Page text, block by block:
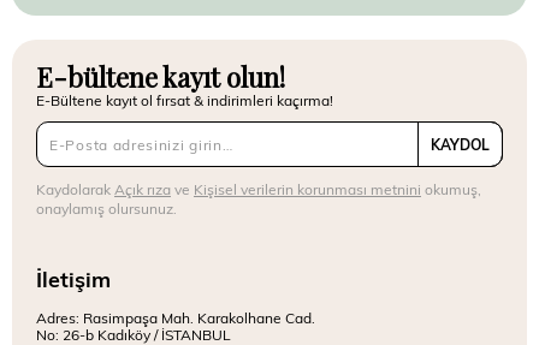
E-bültene kayıt olun!
E-Bültene kayıt ol fırsat & indirimleri kaçırma!
KAYDOL
Kaydolarak Açık rızave Kişisel verilerin korunması metnini okumuş,
onaylamış olursunuz.
İletişim
Adres: Rasimpaşa Mah. Karakolhane Cad.
No: 26-b Kadıköy / İSTANBUL